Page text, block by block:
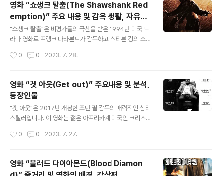
356년에 마케도니아의 필리포스 2세와 올림피아스 여왕
사이에서 태어나면서 시작됩니다. 어렸을 때부터 알렉산더
의 운명은 제우스의 아들이라는 신성한 유산에 대한 어머
니의 믿음에 의해 영향을 받았습니다. 저명한 철학자 아리
대한 갈증을 키워 미래의 정복과 유산을 위한 발판을 마련
영화 “쇼생크 탈출(The Shawshank Red
emption)” 주요 내용 및 감옥 생활, 자유의
소중함
"쇼생크 탈출"은 비평가들의 극찬을 받은 1994년 미국 드
라마 영화로 프랭크 다라본트가 감독하고 스티븐 킹의 소
화의 주요 내용 영화의 내러티브는 젊고 성공한 은행가 앤
이 전개됩니다. 자신의 결백을 강력하게 선언했음에도 불
구하고 앤디는 가혹하고 위협적인 최대 보안 감옥인 쇼생
크 감옥에서 유죄 판결을 받고 두 번 연속으로 종신형을 선
고받습니다. 쇼생크의 차갑고 가혹한 벽 안에서 앤디는 생
존이 동맹과 부패, 폭력 및 절망의 그물을 탐색하는 능력에
로 온 앤디는 초기 도전에 직면하고 가혹한 감옥 환경에 적
0 0 2023. 7. 28.
영화 “겟 아웃(Get out)” 주요내용 및 분석,
등장인물
"겟 아웃"은 2017년 개봉한 조던 필 감독의 매력적인 심리
스릴러입니다. 이 영화는 젊은 아프리카계 미국인 크리스
리슨 윌리엄스)의 부모를 처음으로 만나기 위해 교외에 있
의 주요 내용 처음에는 주말이 친근하고 무해한 모임처럼
보입니다. 그러나 크리스는 로즈의 가족인 신경외과 의사
0 0 2023. 7. 27.
영화 “블러드 다이아몬드(Blood Diamon